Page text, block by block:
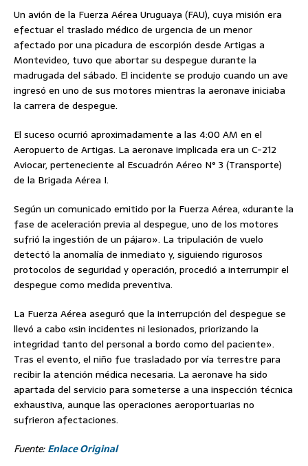
Un avión de la Fuerza Aérea Uruguaya (FAU), cuya misión era
efectuar el traslado médico de urgencia de un menor
afectado por una picadura de escorpión desde Artigas a
Montevideo, tuvo que abortar su despegue durante la
madrugada del sábado. El incidente se produjo cuando un ave
ingresó en uno de sus motores mientras la aeronave iniciaba
la carrera de despegue.
El suceso ocurrió aproximadamente a las 4:00 AM en el
Aeropuerto de Artigas. La aeronave implicada era un C-212
Aviocar, perteneciente al Escuadrón Aéreo N° 3 (Transporte)
de la Brigada Aérea I.
Según un comunicado emitido por la Fuerza Aérea, «durante la
fase de aceleración previa al despegue, uno de los motores
sufrió la ingestión de un pájaro». La tripulación de vuelo
detectó la anomalía de inmediato y, siguiendo rigurosos
protocolos de seguridad y operación, procedió a interrumpir el
despegue como medida preventiva.
La Fuerza Aérea aseguró que la interrupción del despegue se
llevó a cabo «sin incidentes ni lesionados, priorizando la
integridad tanto del personal a bordo como del paciente».
Tras el evento, el niño fue trasladado por vía terrestre para
recibir la atención médica necesaria. La aeronave ha sido
apartada del servicio para someterse a una inspección técnica
exhaustiva, aunque las operaciones aeroportuarias no
sufrieron afectaciones.
Fuente:Enlace Original